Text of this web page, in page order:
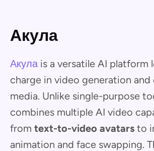
Акула
Акула is a versatile AI platform
charge in video generation and
media. Unlike single-purpose
combines multiple AI video
from text-to-video avatars to
animation and face swapping.